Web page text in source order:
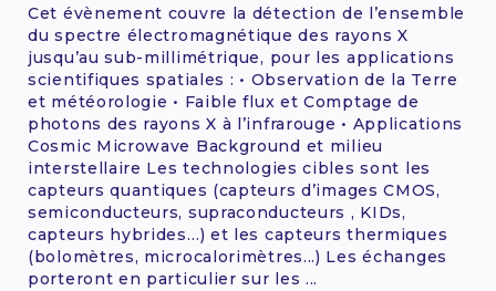
Cet évènement couvre la détection de l’ensemble
du spectre électromagnétique des rayons X
jusqu’au sub-millimétrique, pour les applications
scientifiques spatiales : • Observation de la Terre
et météorologie • Faible flux et Comptage de
photons des rayons X à l’infrarouge • Applications
Cosmic Microwave Background et milieu
interstellaire Les technologies cibles sont les
capteurs quantiques (capteurs d’images CMOS,
semiconducteurs, supraconducteurs , KIDs,
capteurs hybrides…) et les capteurs thermiques
(bolomètres, microcalorimètres...) Les échanges
porteront en particulier sur les ...